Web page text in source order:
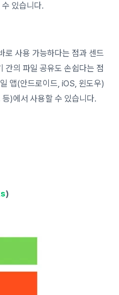
있습니다.
로 사용 가능하다는 점과 센드
간의 파일 공유도 손쉽다는 점
앱(안드로이드, iOS, 윈도우)
)에서 사용할 수 있습니다.
)